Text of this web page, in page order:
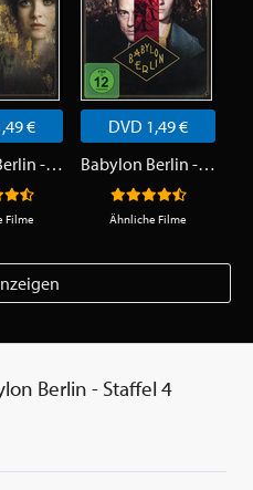
€
Babylon Berlin - Staffel 3
Filme
DVD 1,49 €
Babylon Berlin - Staffel 4
Ähnliche Filme
Berlin - Staffel 4